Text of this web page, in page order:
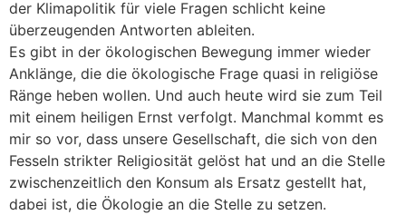
der Klimapolitik für viele Fragen schlicht keine
überzeugenden Antworten ableiten.
Es gibt in der ökologischen Bewegung immer wieder
Anklänge, die die ökologische Frage quasi in religiöse
Ränge heben wollen. Und auch heute wird sie zum Teil
mit einem heiligen Ernst verfolgt. Manchmal kommt es
mir so vor, dass unsere Gesellschaft, die sich von den
Fesseln strikter Religiosität gelöst hat und an die Stelle
zwischenzeitlich den Konsum als Ersatz gestellt hat,
dabei ist, die Ökologie an die Stelle zu setzen.